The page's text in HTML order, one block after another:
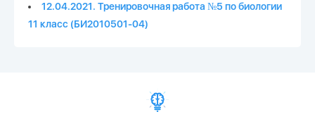
12.04.2021. Тренировочная работа №5 по биологии
11 класс (БИ2010501-04)